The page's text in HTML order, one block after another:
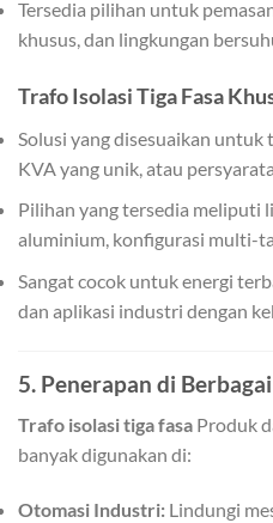
Tersedia pilihan untuk
khusus, dan lingkungan
Trafo Isolasi Tiga Fasa
Solusi yang disesuaikan
KVA yang unik, atau
Pilihan yang tersedia meliputi
aluminium, konfigurasi multi-
Sangat cocok untuk energi
dan aplikasi industri dengan
5. Penerapan di
Trafo isolasi tiga fasa Produk
banyak digunakan di:
Otomasi Industri: Lindungi